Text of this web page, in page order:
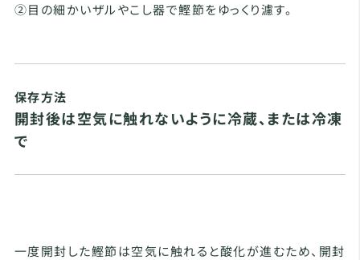
②目の細かいザルやこし器で鰹節をゆっくり濾す。
保存方法
開封後は空気に触れないように冷蔵、または冷凍
で
一度開封した鰹節は空気に触れると酸化が進むため、開封